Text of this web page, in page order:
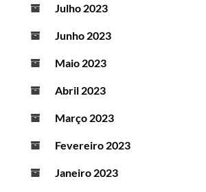
Julho 2023
Junho 2023
Maio 2023
Abril 2023
Março 2023
Fevereiro 2023
Janeiro 2023